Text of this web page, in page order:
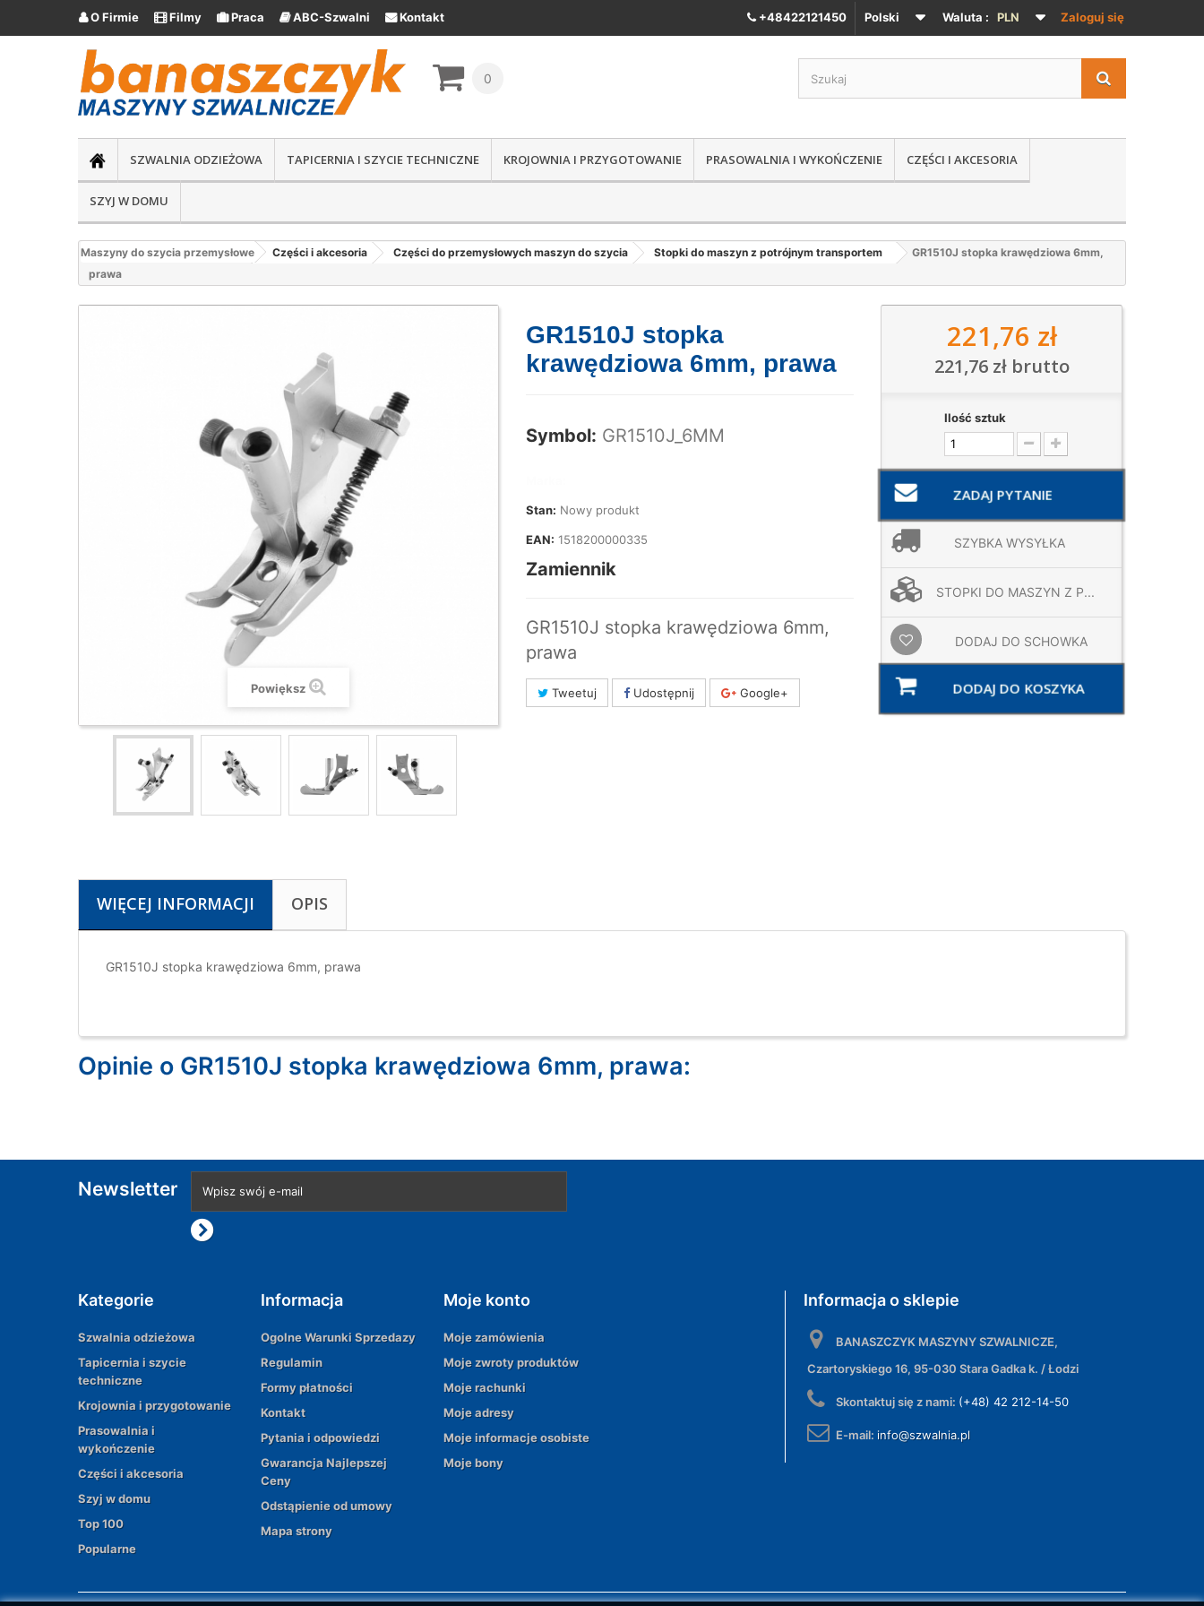
Zaloguj się
Waluta : PLN
Polski
O Firmie Filmy Praca ABC-Szwalni Kontakt +48422121450
0
SZWALNIA ODZIEŻOWA TAPICERNIA I SZYCIE TECHNICZNE KROJOWNIA I PRZYGOTOWANIE PRASOWALNIA I WYKOŃCZENIE CZĘŚCI I AKCESORIA
SZYJ W DOMU
Maszyny do szycia przemysłowe Części i akcesoria Części do przemysłowych maszyn do szycia Stopki do maszyn z potrójnym transportem
GR1510J stopka krawędziowa 6mm,
prawa
Powiększ
GR1510J stopka
krawędziowa 6mm, prawa
Symbol: GR1510J_6MM
Stan: Nowy produkt
EAN: 1518200000335
Zamiennik
GR1510J stopka krawędziowa 6mm,
prawa
Tweetuj Udostępnij Google+
221,76 zł
221,76 złbrutto
Ilość sztuk
ZADAJ PYTANIE
SZYBKA WYSYŁKA
STOPKI DO MASZYN Z P...
DODAJ DO SCHOWKA
DODAJ DO KOSZYKA
WIĘCEJ INFORMACJI OPIS
GR1510J stopka krawędziowa 6mm, prawa
Opinie o GR1510J stopka krawędziowa 6mm, prawa:
Newsletter
Kategorie
Szwalnia odzieżowa
Tapicernia i szycie
techniczne
Krojownia i przygotowanie
Prasowalnia i
wykończenie
Części i akcesoria
Szyj w domu
Top 100
Popularne
Informacja
Ogolne Warunki Sprzedazy
Regulamin
Formy płatności
Kontakt
Pytania i odpowiedzi
Gwarancja Najlepszej
Ceny
Odstąpienie od umowy
Mapa strony
Moje konto
Moje zamówienia
Moje zwroty produktów
Moje rachunki
Moje adresy
Moje informacje osobiste
Moje bony
Informacja o sklepie
BANASZCZYK MASZYNY SZWALNICZE,
Czartoryskiego 16, 95-030 Stara Gadka k. / Łodzi
Skontaktuj się z nami: (+48) 42 212-14-50
E-mail: info@szwalnia.pl